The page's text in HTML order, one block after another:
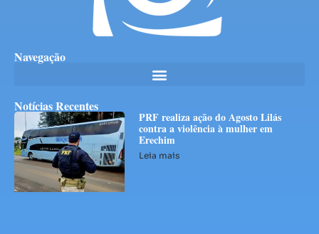
Navegação
Notícias Recentes
PRF realiza ação do Agosto Lilás
contra a violência à mulher em
Erechim
Leia mais